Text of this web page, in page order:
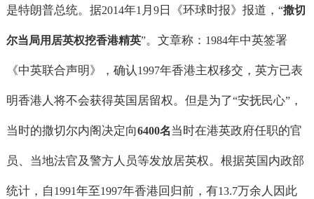
是特朗普总统。据2014年1 月 9日《环球时报》报道， “撒切
尔当局用居英权挖香港精英”。文章称： 1984年中英签署
《中英联合声明》，确认1997年香港主权移交，英方已表
明香港人将不会获得英国居留权。但是为了“安抚民心”，
当时的撒切尔内阁决定向6400名当时在港英政府任职的官
员、当地法官及警方人员等发放居英权。根据英国内政部
统计，自1991年至1997年香港回归前，有13.7万余人因此